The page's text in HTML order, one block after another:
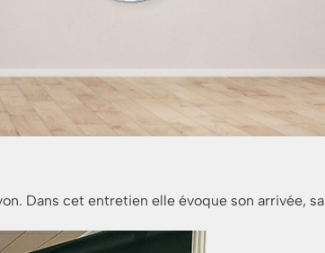
Dans cet entretien elle évoque son arrivée, sa